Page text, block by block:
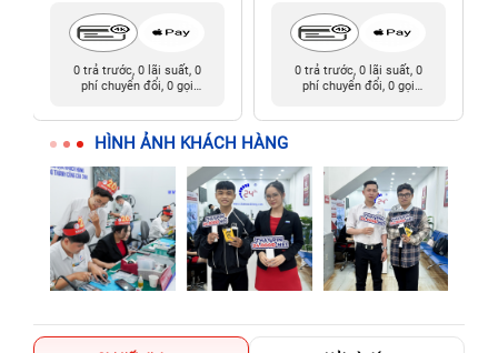
0 trả trước, 0 lãi suất, 0
phí chuyển đổi, 0 gọi
0 trả trước, 0 lãi suất, 0
phí chuyển đổi, 0 gọi
HÌNH ẢNH KHÁCH HÀNG